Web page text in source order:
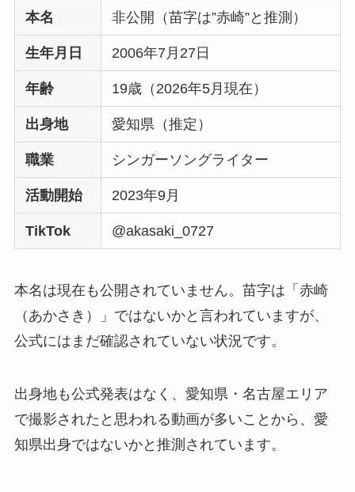
本名 非公開（苗字は”赤崎”と推測）
生年月日 2006年7月27日
年齢 19歳（2026年5月現在）
出身地 愛知県（推定）
職業 シンガーソングライター
活動開始 2023年9月
TikTok @akasaki_0727
本名は現在も公開されていません。苗字は「赤崎
（あかさき）」ではないかと言われていますが、
公式にはまだ確認されていない状況です。
出身地も公式発表はなく、愛知県・名古屋エリア
で撮影されたと思われる動画が多いことから、愛
知県出身ではないかと推測されています。